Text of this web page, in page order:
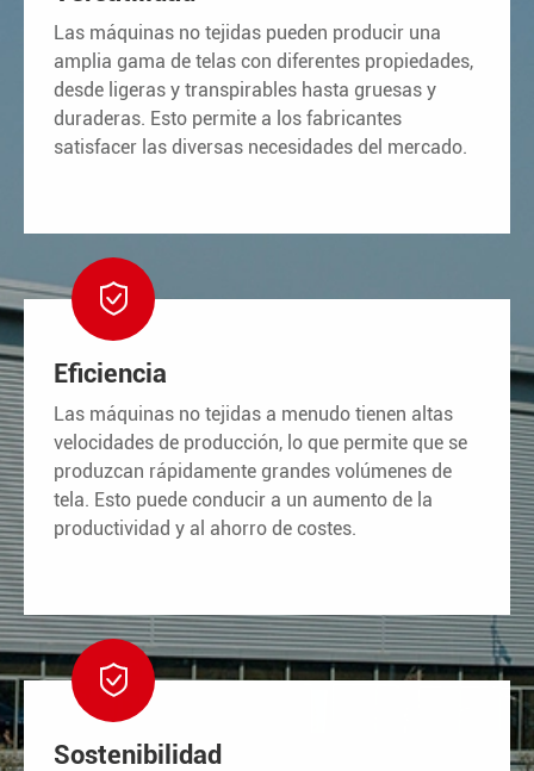
Las máquinas no tejidas pueden producir una
amplia gama de telas con diferentes propiedades,
desde ligeras y transpirables hasta gruesas y
duraderas. Esto permite a los fabricantes
satisfacer las diversas necesidades del mercado.

Eficiencia
Las máquinas no tejidas a menudo tienen altas
velocidades de producción, lo que permite que se
produzcan rápidamente grandes volúmenes de
tela. Esto puede conducir a un aumento de la
productividad y al ahorro de costes.

Sostenibilidad